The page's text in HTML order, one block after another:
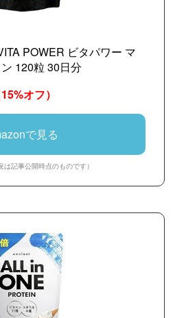
POWER ビタパワー マ
120粒 30日分
15%オフ）
で見る
は記事公開時点のものです）